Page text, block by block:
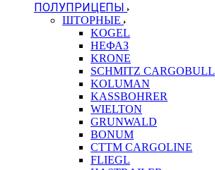
ПОЛУПРИЦЕПЫ
ШТОРНЫЕ
KOGEL
НЕФАЗ
KRONE
SCHMITZ CARGOBULL
KOLUMAN
KASSBOHRER
WIELTON
GRUNWALD
BONUM
CTTM CARGOLINE
FLIEGL